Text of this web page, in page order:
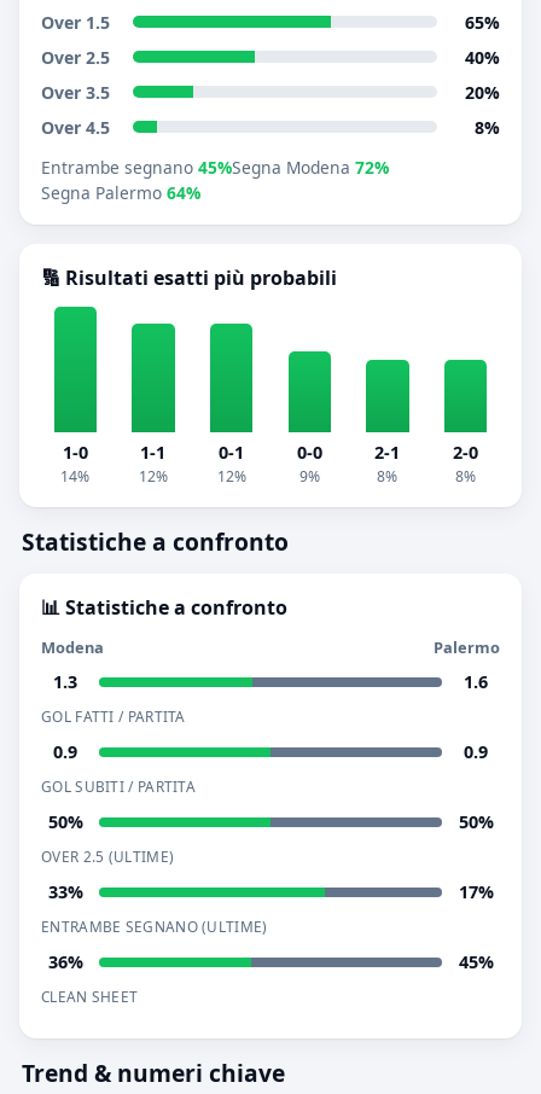
Over 1.5
65%
Over 2.5
40%
Over 3.5
20%
Over 4.5
8%
Entrambe segnano 45%Segna Modena 72%
Segna Palermo 64%
🔢 Risultati esatti più probabili
1-0
14%
1-1
12%
0-1
12%
0-0
9%
2-1
8%
2-0
8%
Statistiche a confronto
📊 Statistiche a confronto
Modena Palermo
1.3 1.6
GOL FATTI / PARTITA
0.9 0.9
GOL SUBITI / PARTITA
50% 50%
OVER 2.5 (ULTIME)
33% 17%
ENTRAMBE SEGNANO (ULTIME)
36% 45%
CLEAN SHEET
Trend & numeri chiave